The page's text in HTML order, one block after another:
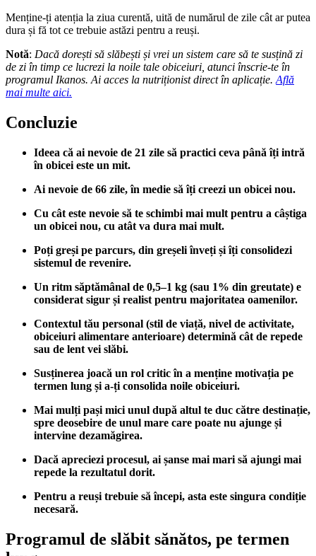
Menține-ți atenția la ziua curentă, uită de numărul de zile cât ar putea
dura și fă tot ce trebuie astăzi pentru a reuși.
Notă: Dacă dorești să slăbești și vrei un sistem care să te susțină zi
de zi în timp ce lucrezi la noile tale obiceiuri, atunci înscrie-te în
programul Ikanos. Ai acces la nutriționist direct în aplicație. Află
mai multe aici.
Concluzie
Ideea că ai nevoie de 21 zile să practici ceva până îți intră
în obicei este un mit.
Ai nevoie de 66 zile, în medie să îți creezi un obicei nou.
Cu cât este nevoie să te schimbi mai mult pentru a câștiga
un obicei nou, cu atât va dura mai mult.
Poți greși pe parcurs, din greșeli înveți și îți consolidezi
sistemul de revenire.
Un ritm săptămânal de 0,5–1 kg (sau 1% din greutate) e
considerat sigur și realist pentru majoritatea oamenilor.
Contextul tău personal (stil de viață, nivel de activitate,
obiceiuri alimentare anterioare) determină cât de repede
sau de lent vei slăbi.
Susținerea joacă un rol critic în a menține motivația pe
termen lung și a-ți consolida noile obiceiuri.
Mai mulți pași mici unul după altul te duc către destinație,
spre deosebire de unul mare care poate nu ajunge și
intervine dezamăgirea.
Dacă apreciezi procesul, ai șanse mai mari să ajungi mai
repede la rezultatul dorit.
Pentru a reuși trebuie să începi, asta este singura condiție
necesară.
Programul de slăbit sănătos, pe termen